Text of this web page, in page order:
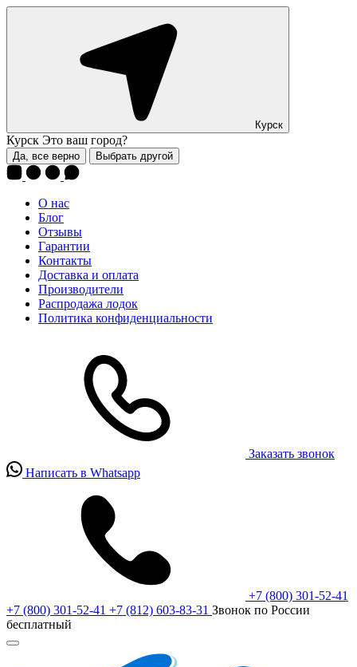
Курск
Курск Это ваш город?
Да, все верно Выбрать другой
О нас
Блог
Отзывы
Гарантии
Контакты
Доставка и оплата
Производители
Распродажа лодок
Политика конфиденциальности
Заказать звонок
Написать в Whatsapp
+7 (800) 301-52-41
+7 (800) 301-52-41 +7 (812) 603-83-31 Звонок по России
бесплатный